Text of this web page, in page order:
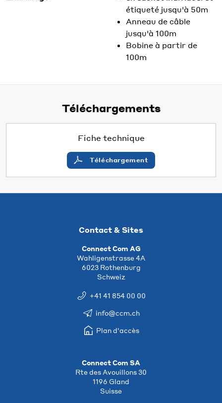
étiqueté jusqu'à 50m
Anneau de câble
jusqu'à 100m
Bobine à partir de
100m
Téléchargements
Fiche technique
Téléchargement
Contact & Sites
Connect Com AG
Wahligenstrasse 4A
6023 Rothenburg
Schweiz
+41 41 854 00 00
info@ccm.ch
Plan d'accès
Connect Com SA
Rte des Avouillons 30
1196 Gland
Suisse